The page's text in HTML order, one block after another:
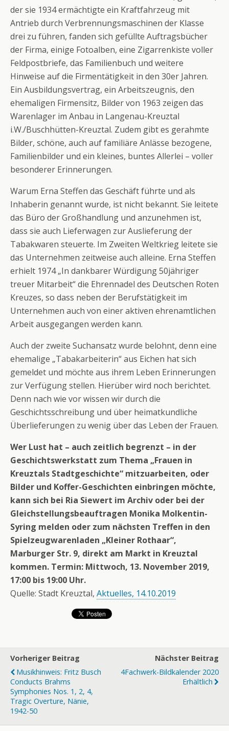
der sie 1934 ermächtigte ein Kraftfahrzeug mit
Antrieb durch Verbrennungsmaschinen der Klasse
drei zu führen, fanden sich gefüllte Auftragsbücher
der Firma, einige Fotoalben, eine Zigarrenkiste voller
Feldpostbriefe, das Familienbuch und weitere
Hinweise auf die Firmentätigkeit in den 30er Jahren.
Ein Ausbildungsvertrag, ein Arbeitszeugnis, den
ehemaligen Firmensitz, Bilder von 1963 zeigen das
Warenlager im Anbau in Langenau-Kreuztal
i.W./Buschhütten-Kreuztal. Zudem gibt es gerahmte
Bilder, schöne, auch auf familiäre Anlässe bezogene,
Familienbilder und ein kleines, buntes Allerlei – voller
besonderer Erinnerungen.
Warum Erna Steffen das Geschäft führte und als
Inhaberin genannt wurde, ist nicht bekannt. Sie leitete
das Büro der Großhandlung und anzunehmen ist,
dass sie auch Lieferwagen zur Auslieferung der
Tabakwaren steuerte. Im Zweiten Weltkrieg leitete sie
das Unternehmen zeitweise auch alleine. Erna Steffen
erhielt 1974 „In dankbarer Würdigung 50jähriger
treuer Mitarbeit“ die Ehrennadel des Deutschen Roten
Kreuzes, so dass neben der Berufstätigkeit im
Unternehmen auch von einer aktiven ehrenamtlichen
Arbeit ausgegangen werden kann.
Auch der zweite Suchansatz wurde belohnt, denn eine
ehemalige „Tabakarbeiterin“ aus Eichen hat sich
gemeldet und möchte aus ihrem Leben Erinnerungen
zur Verfügung stellen. Hierüber wird noch berichtet.
Denn nach wie vor wissen wir durch die
Geschichtsschreibung und über heimatkundliche
Überlieferungen zu wenig über das Leben der Frauen.
Wer Lust hat – auch zeitlich begrenzt – in der
Geschichtswerkstatt zum Thema „Frauen in
Kreuztals Stadtgeschichte“ mitzuarbeiten, oder
Bilder und Koffer-Geschichten einbringen möchte,
kann sich bei Ria Siewert im Archiv oder bei der
Gleichstellungsbeauftragen Monika Molkentin-
Syring melden oder zum nächsten Treffen in den
Spielzeugwarenladen „Kleiner Rothaar“,
Marburger Str. 9, direkt am Markt in Kreuztal
kommen. Termin: Mittwoch, 13. November 2019,
17:00 bis 19:00 Uhr.
Quelle: Stadt Kreuztal, Aktuelles, 14.10.2019
Vorheriger Beitrag
Musikhinweis: Fritz Busch
Conducts Brahms
Symphonies Nos. 1, 2, 4,
Tragic Overture, Nänie,
1942-50
Nächster Beitrag
4Fachwerk-Bildkalender 2020
Erhältlich